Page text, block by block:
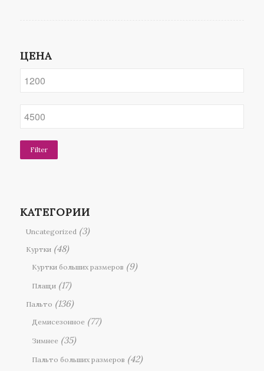
ЦЕНА
Filter
КАТЕГОРИИ
Uncategorized (3)
Куртки (48)
Куртки больших размеров (9)
Плащи (17)
Пальто (136)
Демисезонное (77)
Зимнее (35)
Пальто больших размеров (42)